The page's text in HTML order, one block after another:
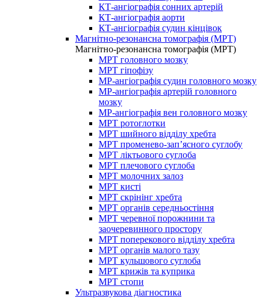
КТ-ангіографія сонних артерій
КТ-ангіографія аорти
КТ-ангіографія судин кінцівок
Магнітно-резонансна томографія (МРТ)
Магнітно-резонансна томографія (МРТ)
МРТ головного мозку
МРТ гіпофізу
МР-ангіографія судин головного мозку
МР-ангіографія артерій головного
мозку
МР-ангіографія вен головного мозку
МРТ ротоглотки
МРТ шийного відділу хребта
МРТ променево-зап’ясного суглобу
МРТ ліктьового суглоба
МРТ плечового суглоба
МРТ молочних залоз
МРТ кисті
МРТ скрінінг хребта
МРТ органів середньостіння
МРТ черевної порожнини та
заочеревинного простору
МРТ поперекового відділу хребта
МРТ органів малого тазу
МРТ кульшового суглоба
МРТ крижів та куприка
МРТ стопи
Ультразвукова діагностика